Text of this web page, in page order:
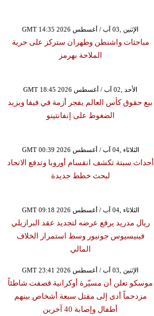
GMT 14:35 2026 الإثنين ,03 آب / أغسطس
مباحثات واشنطن وطهران ستركز على حرية
الملاحة بهرمز
GMT 18:45 2026 الأحد ,02 آب / أغسطس
بيع حقوق كأس العالم يفجر أزمة في فيفا ويزيد
الضغوط على إنفانتينو
GMT 00:39 2026 الثلاثاء ,04 آب / أغسطس
أحداث سبتة تكشف انقسام أوروبا وتدفع الاتحاد
لبحث خطط جديدة
GMT 09:18 2026 الثلاثاء ,04 آب / أغسطس
ريال مدريد يرفع عرضه لتجديد عقد البرازيلي
فينيسيوس جونيور وسط استمرار الخلاف
المالي
GMT 23:41 2026 الإثنين ,03 آب / أغسطس
موسكو تعلن أن مسيّرة أوكرانية قصفت شاطئاً
مزدحماً أدى إلى مقتل سبعة أشخاص بينهم
أطفال وإصابة 40 آخرين